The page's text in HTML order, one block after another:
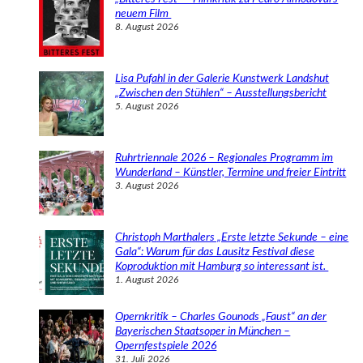
neuem Film
8. August 2026
Lisa Pufahl in der Galerie Kunstwerk Landshut
„Zwischen den Stühlen“ – Ausstellungsbericht
5. August 2026
Ruhrtriennale 2026 – Regionales Programm im
Wunderland – Künstler, Termine und freier Eintritt
3. August 2026
Christoph Marthalers „Erste letzte Sekunde – eine
Gala“: Warum für das Lausitz Festival diese
Koproduktion mit Hamburg so interessant ist.
1. August 2026
Opernkritik – Charles Gounods „Faust“ an der
Bayerischen Staatsoper in München –
Opernfestspiele 2026
31. Juli 2026